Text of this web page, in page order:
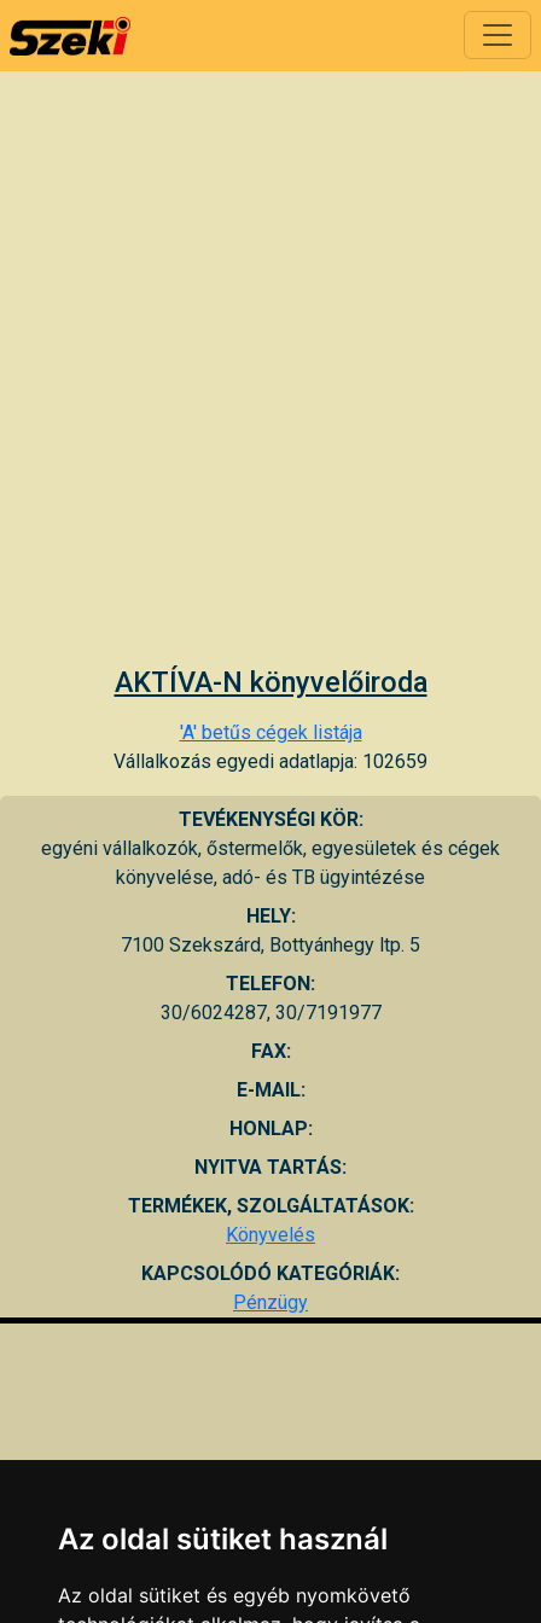
AKTÍVA-N könyvelőiroda
'A' betűs cégek listája
Vállalkozás egyedi adatlapja: 102659
TEVÉKENYSÉGI KÖR:
egyéni vállalkozók, őstermelők, egyesületek és cégek
könyvelése, adó- és TB ügyintézése
HELY:
7100 Szekszárd, Bottyánhegy ltp. 5
TELEFON:
30/6024287, 30/7191977
FAX:
E-MAIL:
HONLAP:
NYITVA TARTÁS:
TERMÉKEK, SZOLGÁLTATÁSOK:
Könyvelés
KAPCSOLÓDÓ KATEGÓRIÁK:
Pénzügy
Az oldal sütiket használ
Az oldal sütiket és egyéb nyomkövető